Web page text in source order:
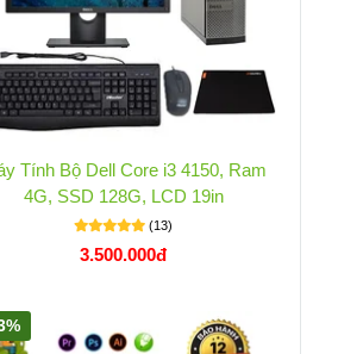
LATITUDE 5410 I5 10310U
SSD256GB 14IN FULL HD
(1)
Tính Bộ Dell Core i3 4150, Ram
4G, SSD 128G, LCD 19in
(13)
3.500.000đ